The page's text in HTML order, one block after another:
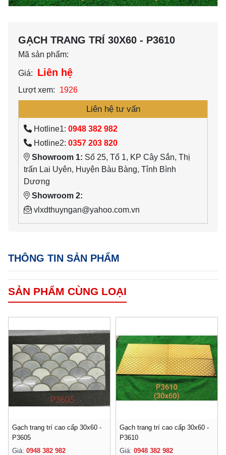
GẠCH TRANG TRÍ 30X60 - P3610
Mã sản phẩm:
Giá: Liên hệ
Lượt xem: 1926
Liên hệ tư vấn
Hotline1: 0948 382 982
Hotline2: 0357 203 820
Showroom 1: Số 25, Tổ 1, KP Cây Sắn, Thị
trấn Lai Uyên, Huyện Bàu Bàng, Tỉnh Bình
Dương
Showroom 2:
vlxdthuyngan@yahoo.com.vn
THÔNG TIN SẢN PHẨM
SẢN PHẨM CÙNG LOẠI
Gạch trang trí cao cấp 30x60 -
P3605
Giá: 0948 382 982
Gạch trang trí cao cấp 30x60 -
P3610
Giá: 0948 382 982